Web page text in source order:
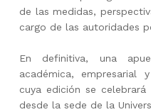
de las medidas,
cargo de las autoridades
En definitiva, una
académica,
cuya edición se
desde la sede de la